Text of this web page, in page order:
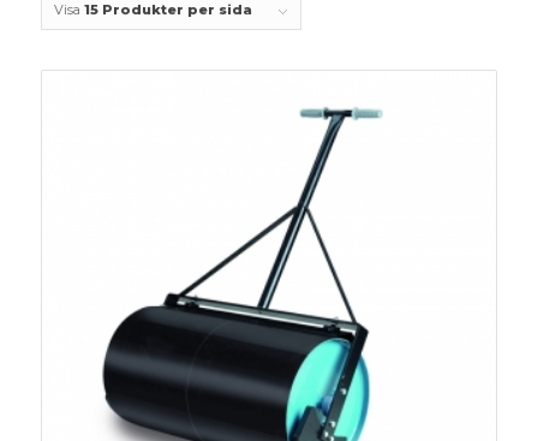
Visa 15 Produkter per sida